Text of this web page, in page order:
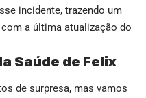
incidente, trazendo um
a última atualização do
Saúde de Felix
de surpresa, mas vamos